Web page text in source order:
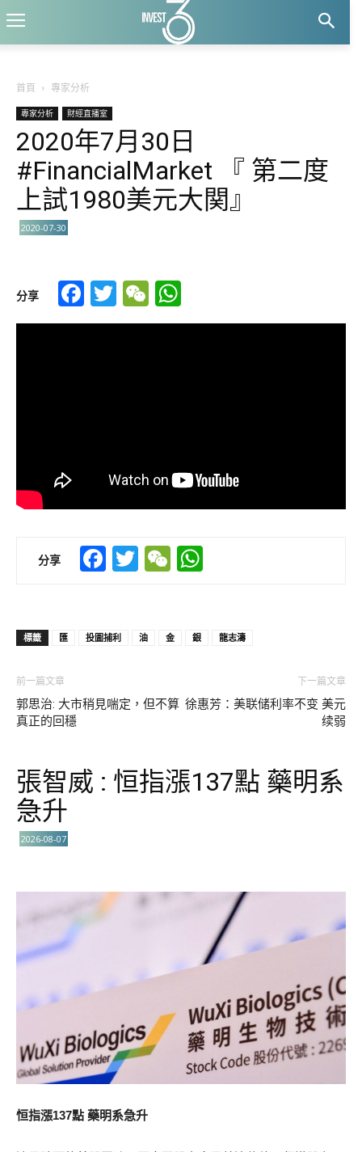
首頁 專家分析
專家分析 財經直播室
2020年7月30日
#FinancialMarket 『 第二度
上試1980美元大関』
2020-07-30
分享 Facebook
TwitterWeChat
分享 Facebook
TwitterWeChat
標籤 匯 投圖捕利 油 金 銀 龍志濤
前一篇文章
郭思治: 大市稍見喘定，但不算
真正的回穩
下一篇文章
徐惠芳：美联储利率不变 美元
续弱
張智威 : 恒指漲137點 藥明系
急升
2026-08-07
恒指漲137點 藥明系急升